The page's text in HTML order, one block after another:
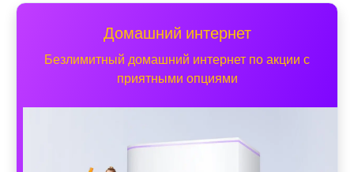
Домашний интернет
Безлимитный домашний интернет по акции с
приятными опциями